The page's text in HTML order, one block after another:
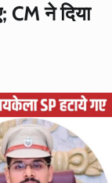
CM ने दिया